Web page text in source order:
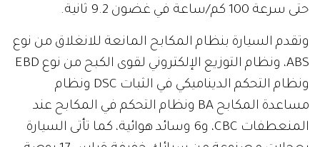
حتى سرعة 100 كم/ساعة في غضون 9.2 ثانية.
وتقدم السيارة بنظام المكابح المانعة للانغلاق من نوع
ABS، ونظام التوزيع الإلكتروني لقوى الكبح من نوع EBD
ونظام التحكم الديناميكي في الثبات DSC ونظام
مساعدة المكابح BA ونظام التحكم في المكابح عند
المنعطفات CBC، و6 وسائد هوائية، كما تأتى السيارة